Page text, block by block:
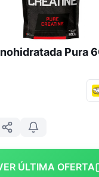
Pura
ÚLTIMA OFERTA